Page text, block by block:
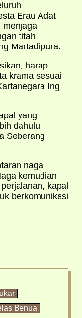
Erau Adat
menjaga
titah
Martadipura.
harap
krama sesuai
Ing
yang
dahulu
Seberang
naga
kemudian
kapal
berkomunikasi
Benua